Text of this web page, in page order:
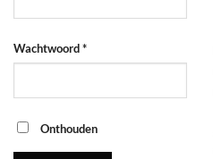
Wachtwoord*Vereist
Alternative:
Onthouden